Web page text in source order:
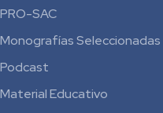
Residentes
PRO-SAC
Monografías Seleccionadas
Podcast
Material Educativo